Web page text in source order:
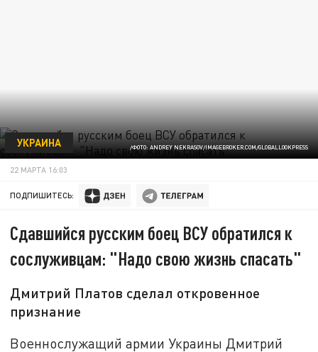
/ФОТО: ANDREY NEKRASOV/IMAGEBROKER.COM/GLOBALLOOKPRESS
УКРАИНА
22 МАРТА 16:03
ПОДПИШИТЕСЬ:
Сдавшийся русским боец ВСУ обратился к
сослуживцам: "Надо свою жизнь спасать"
Дмитрий Платов сделал откровенное
признание
Военнослужащий армии Украины Дмитрий